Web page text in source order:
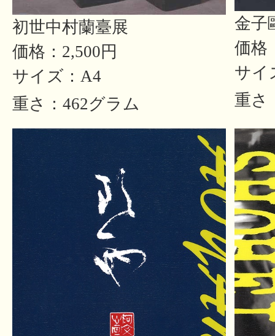
初世中村蘭臺展
価格：2,500円
サイズ：A4
重さ：462グラム
金子
価格
サイ
重さ